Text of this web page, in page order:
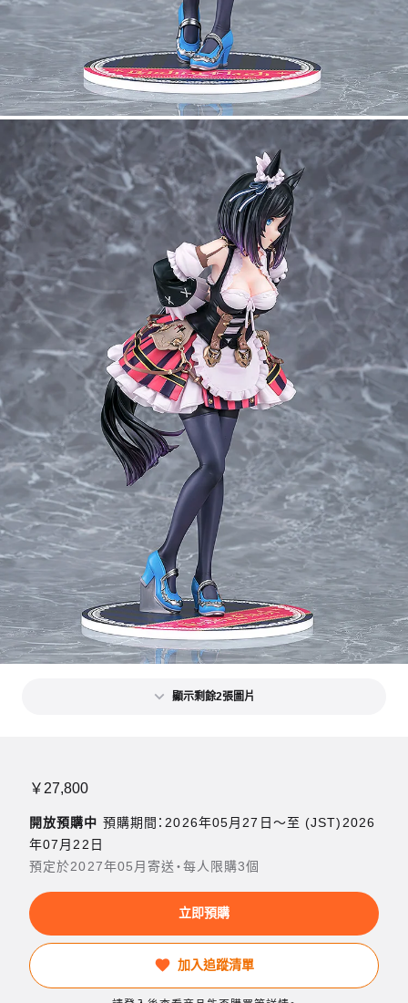
顯示剩餘2張圖片
￥27,800
開放預購中 預購期間：2026年05月27日〜至 (JST)2026
年07月22日
預定於2027年05月寄送・每人限購3個
立即預購
加入追蹤清單